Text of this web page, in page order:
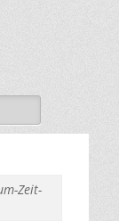
Zeit-